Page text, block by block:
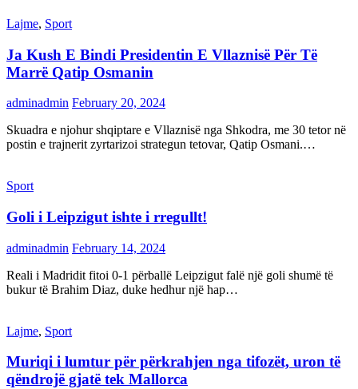
Lajme, Sport
Ja Kush E Bindi Presidentin E Vllaznisë Për Të
Marrë Qatip Osmanin
adminadmin February 20, 2024
Skuadra e njohur shqiptare e Vllaznisë nga Shkodra, me 30 tetor në
postin e trajnerit zyrtarizoi strategun tetovar, Qatip Osmani.…
Sport
Goli i Leipzigut ishte i rregullt!
adminadmin February 14, 2024
Reali i Madridit fitoi 0-1 përballë Leipzigut falë një goli shumë të
bukur të Brahim Diaz, duke hedhur një hap…
Lajme, Sport
Muriqi i lumtur për përkrahjen nga tifozët, uron të
qëndrojë gjatë tek Mallorca